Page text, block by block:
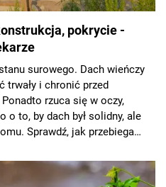
pokrycie -
surowego. Dach wieńczy
trwały i chronić przed
rzuca się w oczy,
o to, by dach był solidny, ale
Sprawdź, jak przebiega